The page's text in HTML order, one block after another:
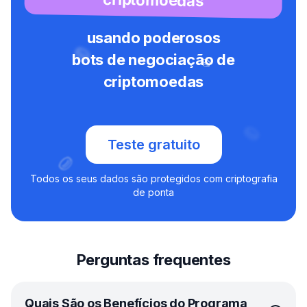
usando poderosos
bots de negociação de
criptomoedas
Teste gratuito
Todos os seus dados são protegidos com criptografia
de ponta
Perguntas frequentes
Quais São os Benefícios do Programa